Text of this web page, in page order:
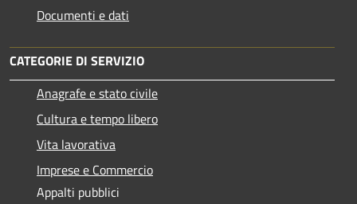
Documenti e dati
CATEGORIE DI SERVIZIO
Anagrafe e stato civile
Cultura e tempo libero
Vita lavorativa
Imprese e Commercio
Appalti pubblici